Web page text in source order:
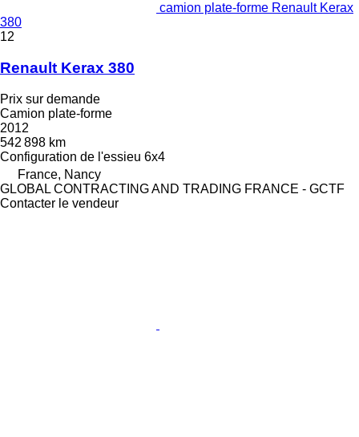
camion plate-forme Renault Kerax
380
12
Renault Kerax 380
Prix sur demande
Camion plate-forme
2012
542 898 km
Configuration de l'essieu 6x4
France, Nancy
GLOBAL CONTRACTING AND TRADING FRANCE - GCTF
Contacter le vendeur